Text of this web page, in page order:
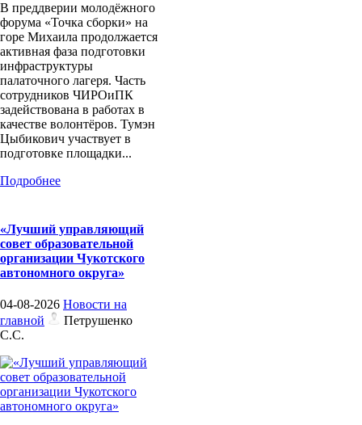
В преддверии молодёжного
форума «Точка сборки» на
горе Михаила продолжается
активная фаза подготовки
инфраструктуры
палаточного лагеря. Часть
сотрудников ЧИРОиПК
задействована в работах в
качестве волонтёров. Тумэн
Цыбикович участвует в
подготовке площадки...
Подробнее
«Лучший управляющий
совет образовательной
организации Чукотского
автономного округа»
04-08-2026 Новости на
главной
Петрушенко
С.С.